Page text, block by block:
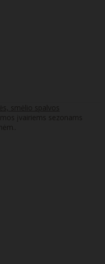
smėlio spalvos
įvairiems sezonams